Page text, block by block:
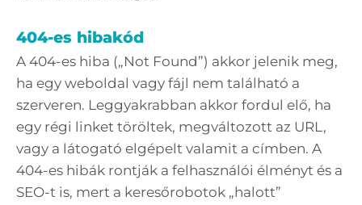
404-es hibakód
A 404-es hiba („Not Found”) akkor jelenik meg,
ha egy weboldal vagy fájl nem található a
szerveren. Leggyakrabban akkor fordul elő, ha
egy régi linket töröltek, megváltozott az URL,
vagy a látogató elgépelt valamit a címben. A
404-es hibák rontják a felhasználói élményt és a
SEO-t is, mert a keresőrobotok „halott”